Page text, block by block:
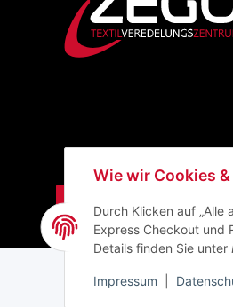
Wie wir Cookies
Durch Klicken auf „Alle
Express Checkout und
Details finden Sie unter
Impressum
* Alle Preise zzgl. gesetzlicher